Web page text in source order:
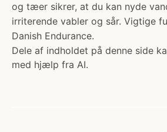
og tæer sikrer, at du kan nyde
irriterende vabler og sår. Vigtige
Danish Endurance.
Dele af indholdet på denne side
med hjælp fra AI.